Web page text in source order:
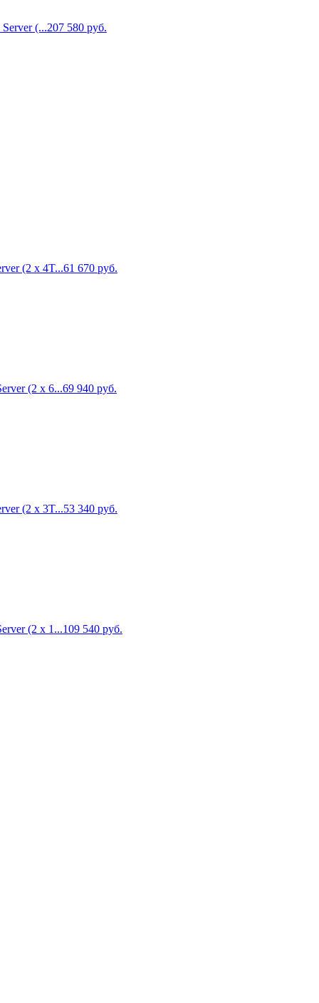
(...207 580 руб.
(2 x 4T...61 670 руб.
(2 x 6...69 940 руб.
(2 x 3T...53 340 руб.
(2 x 1...109 540 руб.